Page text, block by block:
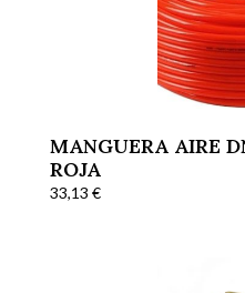
MANGUERA AIRE
ROJA
33,13 €